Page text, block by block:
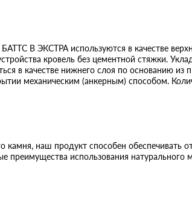
В ЭКСТРА используются в качестве
кровель без цементной стяжки.
в качестве нижнего слоя по основанию
механическим (анкерным) способом.
камня, наш продукт способен обеспечивать
преимущества использования натурального